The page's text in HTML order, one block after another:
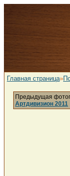
Главная страница»
Предыдущая
Артдивизион 2011